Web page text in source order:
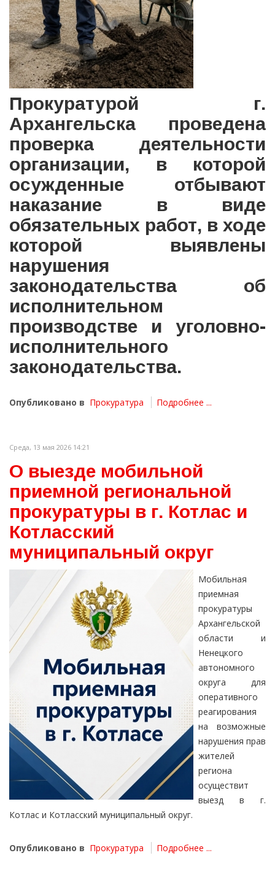
Прокуратурой г.
Архангельска проведена
проверка деятельности
организации, в которой
осужденные отбывают
наказание в виде
обязательных работ, в ходе
которой выявлены
нарушения
законодательства об
исполнительном
производстве и уголовно-
исполнительного
законодательства.
Опубликовано в Прокуратура Подробнее ...
Среда, 13 мая 2026 14:21
О выезде мобильной
приемной региональной
прокуратуры в г. Котлас и
Котласский
муниципальный округ
Мобильная
приемная
прокуратуры
Архангельской
области и
Ненецкого
автономного
округа для
оперативного
реагирования
на возможные
нарушения прав
жителей
региона
осуществит
выезд в г.
Котлас и Котласский муниципальный округ.
Опубликовано в Прокуратура Подробнее ...